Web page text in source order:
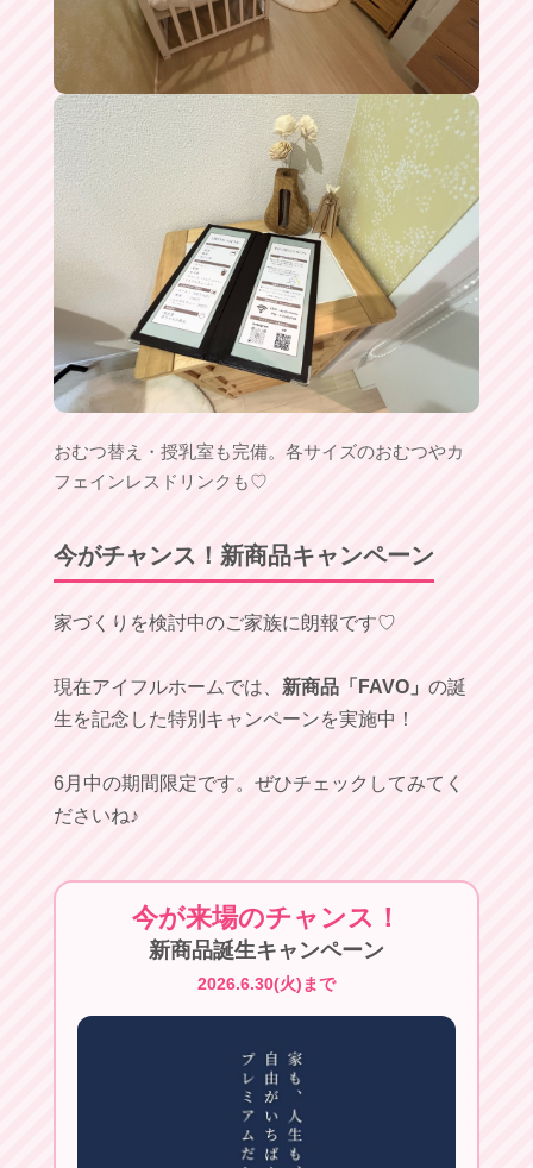
おむつ替え・授乳室も完備。各サイズのおむつやカ
フェインレスドリンクも♡
今がチャンス！新商品キャンペーン
家づくりを検討中のご家族に朗報です♡
現在アイフルホームでは、 新商品「FAVO」 の誕
生を記念した特別キャンペーンを実施中！
6月中の期間限定です。ぜひチェックしてみてく
ださいね♪
今が来場のチャンス！
新商品誕生キャンペーン
2026.6.30(火)まで